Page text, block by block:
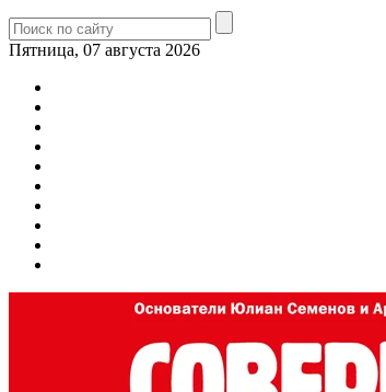
Пятница, 07 августа 2026